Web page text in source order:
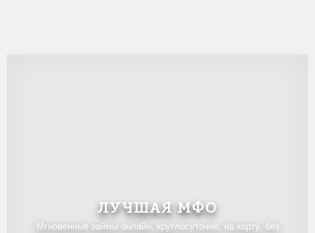
ЛУЧШАЯ МФО
Мгновенные займы онлайн, круглосуточно, на карту, без